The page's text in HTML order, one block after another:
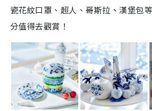
瓷花紋口罩、超人、哥斯拉、漢堡包
分值得去觀賞！